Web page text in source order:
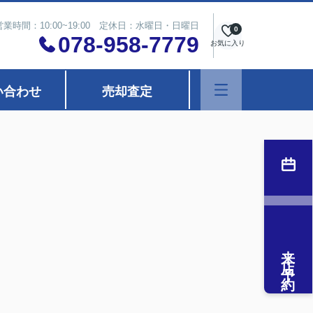
業時間：10:00~19:00 定休日：水曜日・日曜日
078-958-7779 お気に入り
0
合わせ 売却査定
来店予約